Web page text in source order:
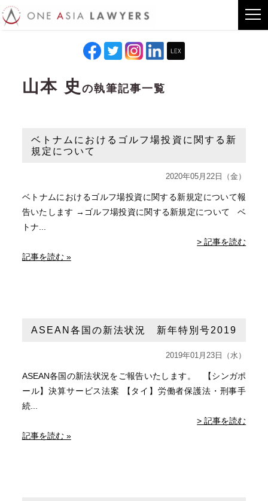
山本 史 の執筆記事一覧
ベトナムにおけるゴルフ場投資に関する新
規定について
2020年05月22日（金）
ベトナムにおけるゴルフ場投資に関する新規定について報
告いたします →ゴルフ場投資に関する新規定について ベ
トナ...
> 記事を読む
記事を読む »
ASEAN各国の新法状況 新年特別号2019
2019年01月23日（水）
ASEAN各国の新法状況をご報告いたします。 【シンガポ
ール】決算サービス法案 【タイ】労働者保護法・刑事手
続...
> 記事を読む
記事を読む »